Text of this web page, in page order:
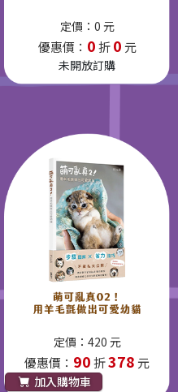
定價：0 元
優惠價： 0折0 元
未開放訂購
定價：420 元
優惠價： 90折378 元
加入購物車